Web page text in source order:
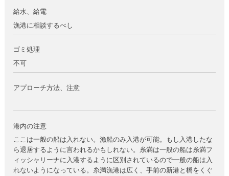
給水、給電
漁港に相談するべし
ゴミ処理
不可
アプローチ方法、注意
港内の注意
ここは一般の船は入れない。漁船のみ入港が可能。もし入港したな
ら退居するように言われるかもしれない。糸満は一般の船は糸満フ
ィッシャリーナに入港するように区別されているので一般の船は入
れないようになっている。糸満漁港は広く、手前の新港と橋をくぐ